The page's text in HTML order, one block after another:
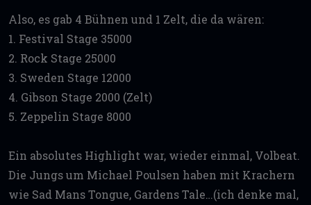
Also, es gab 4 Bühnen und 1 Zelt, die da wären:
1. Festival Stage 35000
2. Rock Stage 25000
3. Sweden Stage 12000
4. Gibson Stage 2000 (Zelt)
5. Zeppelin Stage 8000
Ein absolutes Highlight war, wieder einmal, Volbeat.
Die Jungs um Michael Poulsen haben mit Krachern
wie Sad Mans Tongue, Gardens Tale…(ich denke mal,